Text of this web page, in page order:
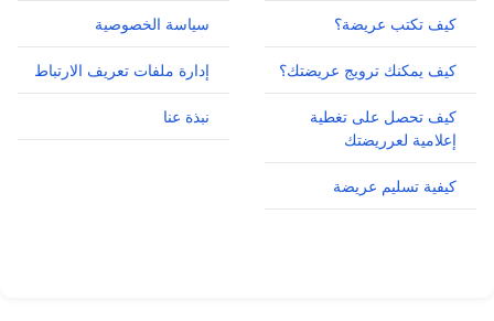
كيف تكتب عريضة؟
كيف يمكنك ترويج عريضتك؟
كيف تحصل على تغطية
إعلامية لعرريضتك
كيفية تسليم عريضة
سياسة الخصوصية
إدارة ملفات تعريف الارتباط
نبذة عنا